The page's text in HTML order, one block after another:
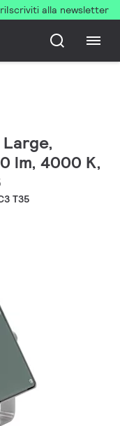
Iscriviti alla newsletter
lm, 4000 K,
T35